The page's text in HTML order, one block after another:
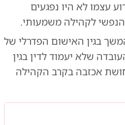
עצמו לא היו נפגעים
לקהילה משמעותי.
בגין האישום הפדרלי של
שלא יעמוד לדין בגין
אכזבה בקרב הקהילה